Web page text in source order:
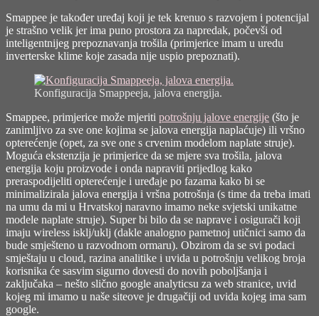
Smappee je također uređaj koji je tek krenuo s razvojem i potencijal
je strašno velik jer ima puno prostora za napredak, počevši od
inteligentnijeg prepoznavanja trošila (primjerice imam u uredu
inverterske klime koje zasada nije uspio prepoznati).
Konfiguracija Smappeeja, jalova energija.
Smappee, primjerice može mjeriti potrošnju jalove energije (što je
zanimljivo za sve one kojima se jalova energija naplaćuje) ili vršno
opterećenje (opet, za sve one s crvenim modelom naplate struje).
Moguća ekstenzija je primjerice da se mjere sva trošila, jalova
energija koju proizvode i onda napraviti prijedlog kako
preraspodijeliti opterećenje i uređaje po fazama kako bi se
minimalizirala jalova energija i vršna potrošnja (s time da treba imati
na umu da mi u Hrvatskoj naravno imamo neke svjetski unikatne
modele naplate struje). Super bi bilo da se naprave i osigurači koji
imaju wireless isklj/uklj (dakle analogno pametnoj utičnici samo da
bude smješteno u razvodnom ormaru). Obzirom da se svi podaci
smještaju u cloud, razina analitike i uvida u potrošnju velikog broja
korisnika će sasvim sigurno dovesti do novih poboljšanja i
zaključaka – nešto slično google analyticsu za web stranice, uvid
kojeg mi imamo u naše siteove je drugačiji od uvida kojeg ima sam
google.